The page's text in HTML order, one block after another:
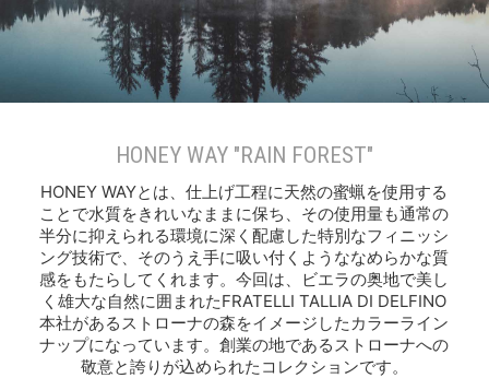
HONEY WAY "RAIN FOREST"
HONEY WAYとは、仕上げ工程に天然の蜜蝋を使用する
ことで水質をきれいなままに保ち、その使用量も通常の
半分に抑えられる環境に深く配慮した特別なフィニッシ
ング技術で、そのうえ手に吸い付くようななめらかな質
感をもたらしてくれます。今回は、ビエラの奥地で美し
く雄大な自然に囲まれたFRATELLI TALLIA DI DELFINO
本社があるストローナの森をイメージしたカラーライン
ナップになっています。創業の地であるストローナへの
敬意と誇りが込められたコレクションです。